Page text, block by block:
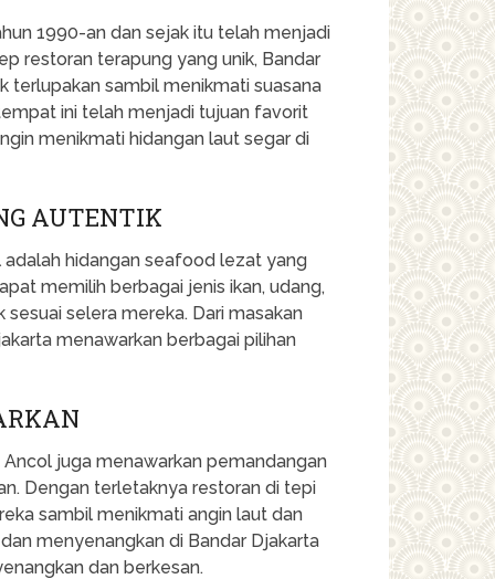
1990-an dan sejak itu telah menjadi
restoran terapung yang unik, Bandar
terlupakan sambil menikmati suasana
ini telah menjadi tujuan favorit
menikmati hidangan laut segar di
AUTENTIK
adalah hidangan seafood lezat yang
memilih berbagai jenis ikan, udang,
selera mereka. Dari masakan
menawarkan berbagai pilihan
juga menawarkan pemandangan
Dengan terletaknya restoran di tepi
sambil menikmati angin laut dan
menyenangkan di Bandar Djakarta
dan berkesan.